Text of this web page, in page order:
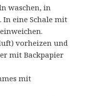
waschen, in
In eine Schale mit
vorheizen und
mit Backpapier
mit